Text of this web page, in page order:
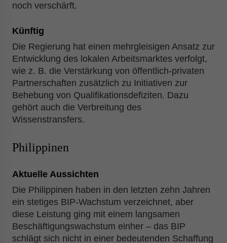
noch verschärft.
Künftig
Die Regierung hat einen mehrgleisigen Ansatz zur
Entwicklung des lokalen Arbeitsmarktes verfolgt,
wie z. B. die Verstärkung von öffentlich-privaten
Partnerschaften zusätzlich zu Initiativen zur
Behebung von Qualifikationsdefiziten. Dazu
gehört auch die Verbreitung des
Wissenstransfers.
Philippinen
Aktuelle Aussichten
Die Philippinen haben in den letzten zehn Jahren
ein stetiges BIP-Wachstum verzeichnet, aber
diese Leistung ging mit einem langsamen
Beschäftigungswachstum einher – das BIP
schlägt sich nicht in einer bedeutenden Schaffung